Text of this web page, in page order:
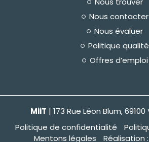
Nous contacter
Nous évaluer
Politique qualité
Offres d’emploi
MiiT | 173 Rue Léon Blum, 69100
Politique de confidentialité
Mentons légales
Réalisation